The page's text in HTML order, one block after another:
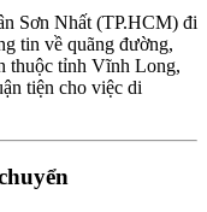
Sơn Nhất (TP.HCM) đi
tin về quãng đường,
thuộc tỉnh Vĩnh Long,
tiện cho việc di